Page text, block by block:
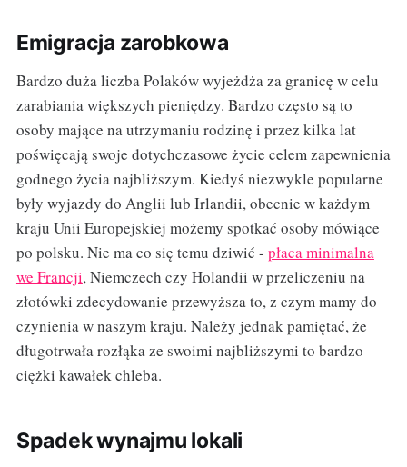
Emigracja zarobkowa
Bardzo duża liczba Polaków wyjeżdża za granicę w celu
zarabiania większych pieniędzy. Bardzo często są to
osoby mające na utrzymaniu rodzinę i przez kilka lat
poświęcają swoje dotychczasowe życie celem zapewnienia
godnego życia najbliższym. Kiedyś niezwykle popularne
były wyjazdy do Anglii lub Irlandii, obecnie w każdym
kraju Unii Europejskiej możemy spotkać osoby mówiące
po polsku. Nie ma co się temu dziwić - płaca minimalna
we Francji, Niemczech czy Holandii w przeliczeniu na
złotówki zdecydowanie przewyższa to, z czym mamy do
czynienia w naszym kraju. Należy jednak pamiętać, że
długotrwała rozłąka ze swoimi najbliższymi to bardzo
ciężki kawałek chleba.
Spadek wynajmu lokali